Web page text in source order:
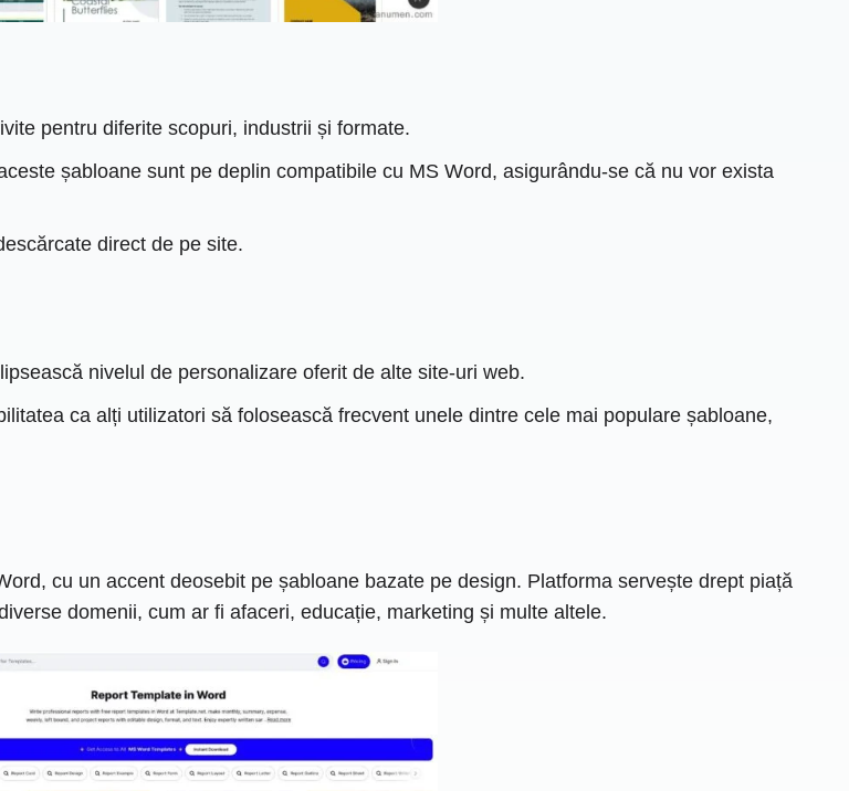
pentru diferite scopuri, industrii și formate.
șabloane sunt pe deplin compatibile cu MS Word, asigurându-se că nu vor exista
direct de pe site.
nivelul de personalizare oferit de alte site-uri web.
ca alți utilizatori să folosească frecvent unele dintre cele mai populare șabloane,
cu un accent deosebit pe șabloane bazate pe design. Platforma servește drept piață
domenii, cum ar fi afaceri, educație, marketing și multe altele.